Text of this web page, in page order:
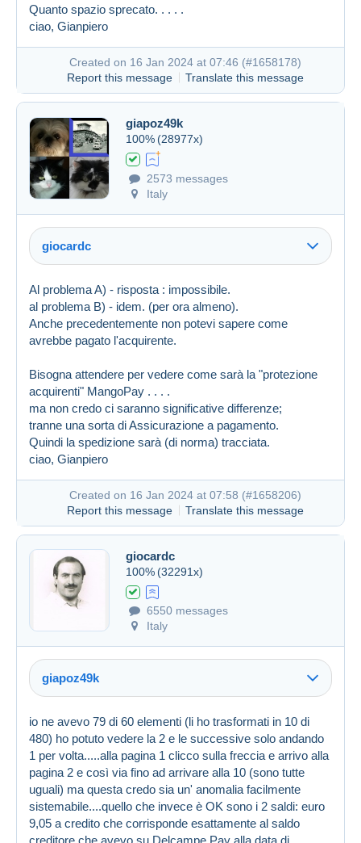
Created on 16 Jan 2024 at 07:25
Quanto spazio sprecato. . . . .
ciao, Gianpiero
Created on 16 Jan 2024 at 07:46 (#1658178)
Report this message
Translate this message
giapoz49k
100% (28977x)
2573 messages
Italy
giocardc
Al problema A) - risposta : impossibile.
al problema B) - idem. (per ora almeno).
Anche precedentemente non potevi sapere come
avrebbe pagato l'acquirente.
Bisogna attendere per vedere come sarà la "protezione
acquirenti" MangoPay . . . .
ma non credo ci saranno significative differenze;
tranne una sorta di Assicurazione a pagamento.
Quindi la spedizione sarà (di norma) tracciata.
ciao, Gianpiero
Created on 16 Jan 2024 at 07:58 (#1658206)
Report this message
Translate this message
giocardc
100% (32291x)
6550 messages
Italy
giapoz49k
io ne avevo 79 di 60 elementi (li ho trasformati in 10 di
480) ho potuto vedere la 2 e le successive solo andando
1 per volta.....alla pagina 1 clicco sulla freccia e arrivo alla
pagina 2 e così via fino ad arrivare alla 10 (sono tutte
uguali) ma questa credo sia un' anomalia facilmente
sistemabile....quello che invece è OK sono i 2 saldi: euro
9,05 a credito che corrisponde esattamente al saldo
creditore che avevo su Delcampe Pay alla data di